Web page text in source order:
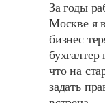
За годы
Москве я
бизнес
что на
задать